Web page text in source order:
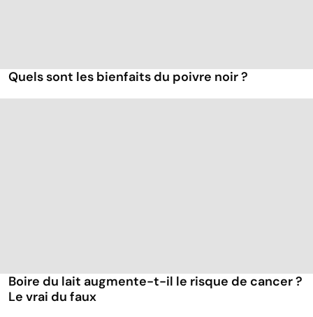
Quels sont les bienfaits du poivre noir ?
Boire du lait augmente-t-il le risque de cancer ?
Le vrai du faux